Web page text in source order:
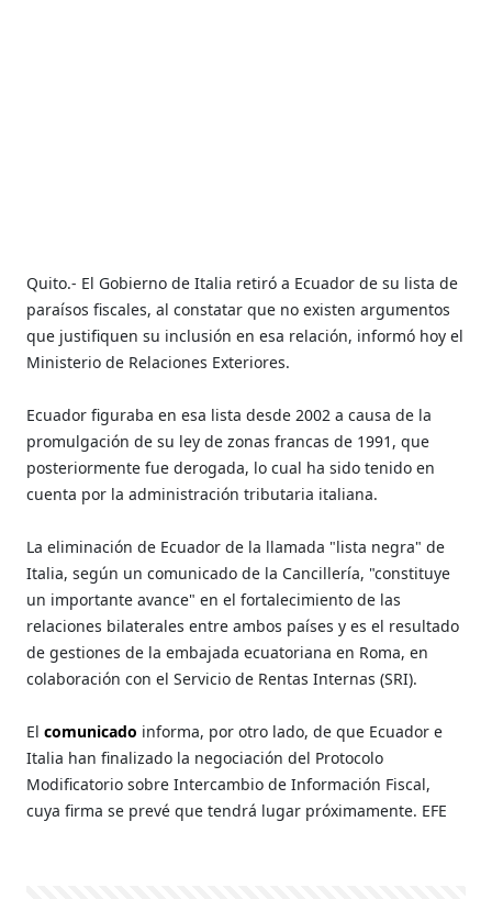
Quito.- El Gobierno de Italia retiró a Ecuador de su lista de
paraísos fiscales, al constatar que no existen argumentos
que justifiquen su inclusión en esa relación, informó hoy el
Ministerio de Relaciones Exteriores.
Ecuador figuraba en esa lista desde 2002 a causa de la
promulgación de su ley de zonas francas de 1991, que
posteriormente fue derogada, lo cual ha sido tenido en
cuenta por la administración tributaria italiana.
La eliminación de Ecuador de la llamada "lista negra" de
Italia, según un comunicado de la Cancillería, "constituye
un importante avance" en el fortalecimiento de las
relaciones bilaterales entre ambos países y es el resultado
de gestiones de la embajada ecuatoriana en Roma, en
colaboración con el Servicio de Rentas Internas (SRI).
Elcomunicado informa, por otro lado, de que Ecuador e
Italia han finalizado la negociación del Protocolo
Modificatorio sobre Intercambio de Información Fiscal,
cuya firma se prevé que tendrá lugar próximamente. EFE